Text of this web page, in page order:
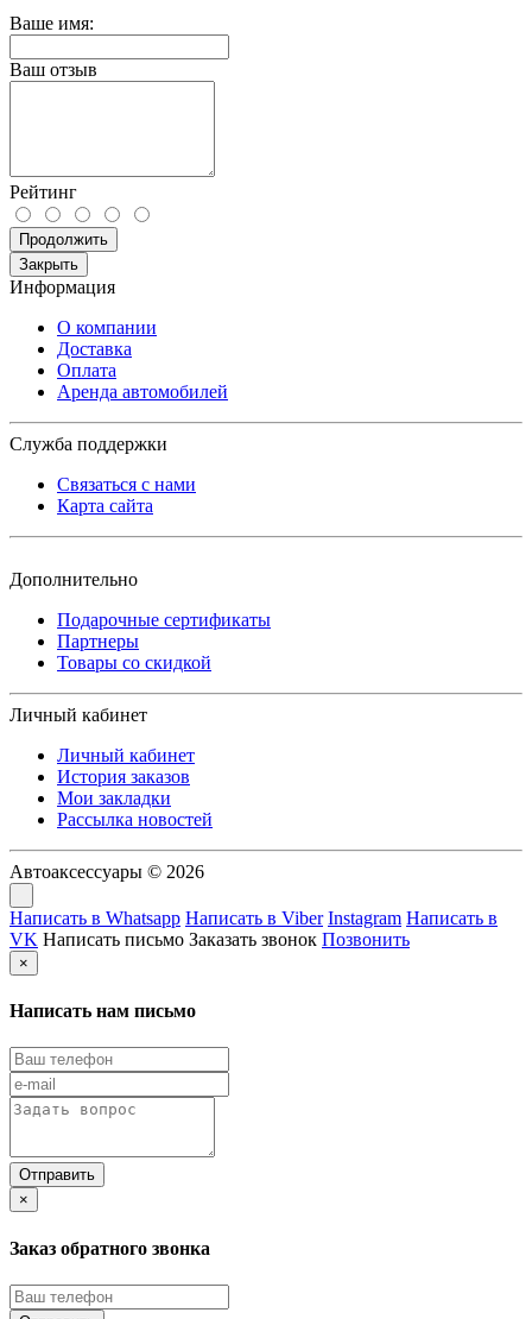
Ваше имя:
Ваш отзыв
Рейтинг
Продолжить
Закрыть
Информация
О компании
Доставка
Оплата
Аренда автомобилей
Служба поддержки
Связаться с нами
Карта сайта
Дополнительно
Подарочные сертификаты
Партнеры
Товары со скидкой
Личный кабинет
Личный кабинет
История заказов
Мои закладки
Рассылка новостей
Автоаксессуары © 2026
Написать в Whatsapp Написать в Viber Instagram Написать в
VK Написать письмо Заказать звонок Позвонить
×
Написать нам письмо
×
Заказ обратного звонка